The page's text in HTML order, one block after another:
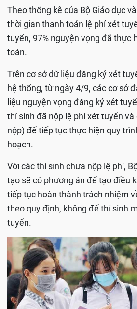
Theo thống kê của Bộ Giáo dục
thời gian thanh toán lệ phí xét
tuyến, 97% nguyện vọng đã thực
toán.
Trên cơ sở dữ liệu đăng ký xét
hệ thống, từ ngày 4/9, các cơ sở
liệu nguyện vọng đăng ký xét
thí sinh đã nộp lệ phí xét tuyển
nộp) để tiếp tục thực hiện quy
hoạch.
Với các thí sinh chưa nộp lệ phí,
tạo sẽ có phương án để tạo điều
tiếp tục hoàn thành trách nhiệm
theo quy định, không để thí sinh
tuyển.